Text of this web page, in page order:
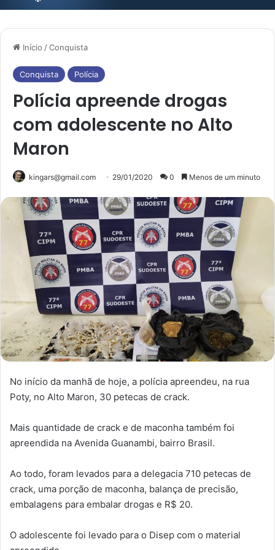
Início /Conquista
Conquista Polícia
Polícia apreende drogas
com adolescente no Alto
Maron
kingars@gmail.com 29/01/2020 0 Menos de um minuto
No início da manhã de hoje, a polícia apreendeu, na rua
Poty, no Alto Maron, 30 petecas de crack.
Mais quantidade de crack e de maconha também foi
apreendida na Avenida Guanambi, bairro Brasil.
Ao todo, foram levados para a delegacia 710 petecas de
crack, uma porção de maconha, balança de precisão,
embalagens para embalar drogas e R$ 20.
O adolescente foi levado para o Disep com o material